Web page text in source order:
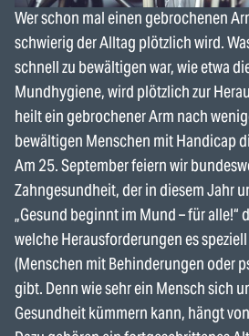
Wer schon mal einen gebrochenen
schwierig der Alltag plötzlich wird.
schnell zu bewältigen war, wie etwa
Mundhygiene, wird plötzlich zur
heilt ein gebrochener Arm nach
bewältigen Menschen mit Handicap
Am 25. September feiern wir
Zahngesundheit, der in diesem Jahr
„Gesund beginnt im Mund – für
welche Herausforderungen es
(Menschen mit Behinderungen oder
gibt. Denn wie sehr ein Mensch sich
Gesundheit kümmern kann, hängt